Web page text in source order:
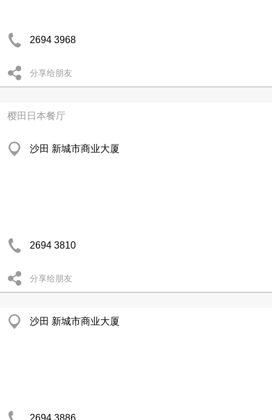
2694 3968
分享给朋友
樱田日本餐厅
沙田 新城市商业大厦
2694 3810
分享给朋友
沙田 新城市商业大厦
2694 3886